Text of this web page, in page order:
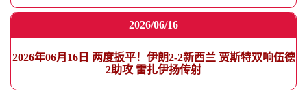
2026/06/16
2026年06月16日 两度扳平！伊朗2-2新西兰 贾斯特双响伍德
2助攻 雷扎伊扬传射